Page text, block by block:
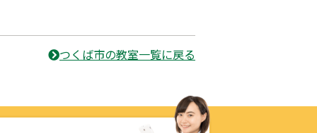
つくば市の教室一覧に戻る